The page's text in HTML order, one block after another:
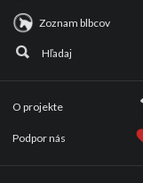
Zoznam blbcov
Hľadaj
O projekte
Podpor nás